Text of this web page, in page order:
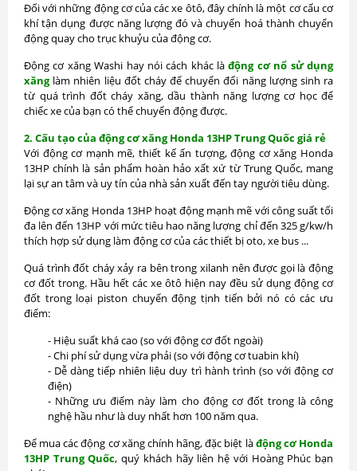
Đối với những động cơ của các xe ôtô, đây chính là một cơ cấu cơ
khí tận dụng được năng lượng đó và chuyển hoá thành chuyển
động quay cho trục khuỷu của động cơ.
Động cơ xăng Washi hay nói cách khác làđộng cơ nổ sử dụng
xăng làm nhiên liệu đốt cháy để chuyển đổi năng lượng sinh ra
từ quá trình đốt cháy xăng, dầu thành năng lượng cơ học để
chiếc xe của bạn có thể chuyển động được.
2. Cấu tạo của động cơ xăng Honda 13HP Trung Quốc giá rẻ
Với động cơ mạnh mẽ, thiết kế ấn tượng, động cơ xăng Honda
13HP chính là sản phẩm hoàn hảo xất xứ từ Trung Quốc, mang
lại sự an tâm và uy tín của nhà sản xuất đến tay người tiêu dùng.
Động cơ xăng Honda 13HP hoạt động mạnh mẽ với công suất tối
đa lên đến 13HP với mức tiêu hao năng lượng chỉ đến 325 g/kw/h
thích hợp sử dụng làm động cơ của các thiết bị oto, xe bus ...
Quá trình đốt cháy xảy ra bên trong xilanh nên được gọi là động
cơ đốt trong. Hầu hết các xe ôtô hiện nay đều sử dụng động cơ
đốt trong loại piston chuyển động tịnh tiến bởi nó có các ưu
điểm:
- Hiệu suất khá cao (so với động cơ đốt ngoài)
- Chi phí sử dụng vừa phải (so với động cơ tuabin khí)
- Dễ dàng tiếp nhiên liệu duy trì hành trình (so với động cơ
điện)
- Những ưu điểm này làm cho động cơ đốt trong là công
nghệ hầu như là duy nhất hơn 100 năm qua.
Để mua các động cơ xăng chính hãng, đặc biệt làđộng cơ Honda
13HP Trung Quốc, quý khách hãy liên hệ với Hoàng Phúc bạn